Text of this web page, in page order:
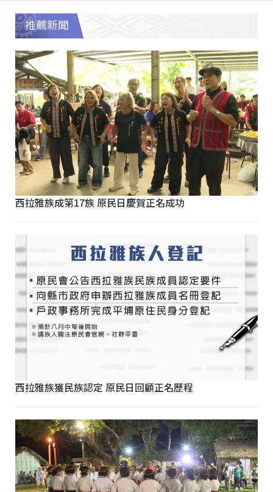
推薦新聞
西拉雅族成第17族 原民日慶賀正名成功
西拉雅族獲民族認定 原民日回顧正名歷程